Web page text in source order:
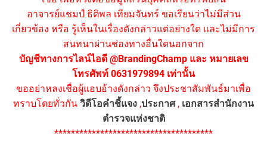
อาจารย์แชมป์ ธิติพล เทียมจันทร์ ขอเรียนว่าไม่มีส่วน
เกี่ยวข้อง หรือ รู้เห็นในเรื่องดังกล่าวแต่อย่างใด และไม่มีการ
สนทนาผ่านช่องทางอื่นใดนอกจาก
บัญชีทางการไลน์ไอดี @BrandingChamp และ หมายเลข
โทรศัพท์ 0631979894 เท่านั้น
ขออย่าหลงเชื่อผู้แอบอ้างดังกล่าว จึงประชาสัมพันธ์มาเพื่อ
ทราบโดยทั่วกัน วิดีโอคำชี้แจง ,ประกาศ, เอกสารสำนักงาน
ตำรวจแห่งชาติ
**************************************